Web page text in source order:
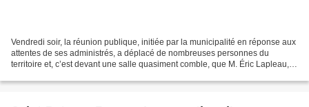
Vendredi soir, la réunion publique, initiée par la municipalité en réponse aux
attentes de ses administrés, a déplacé de nombreuses personnes du
territoire et, c’est devant une salle quasiment comble, que M. Éric Lapleau,